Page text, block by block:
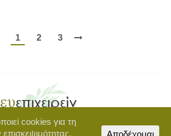
1 2 3
| Developed by BigWebTheory
cookies για τη
Αποδέχομαι